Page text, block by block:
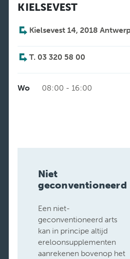
KIELSEVEST
Kielsevest 14, 2018
T. 03 320 58 00
Wo 08:00 - 16:00
Niet
geconventioneerd
Een niet-
geconventioneerd arts
kan in principe altijd
ereloonsupplementen
aanrekenen bovenop het